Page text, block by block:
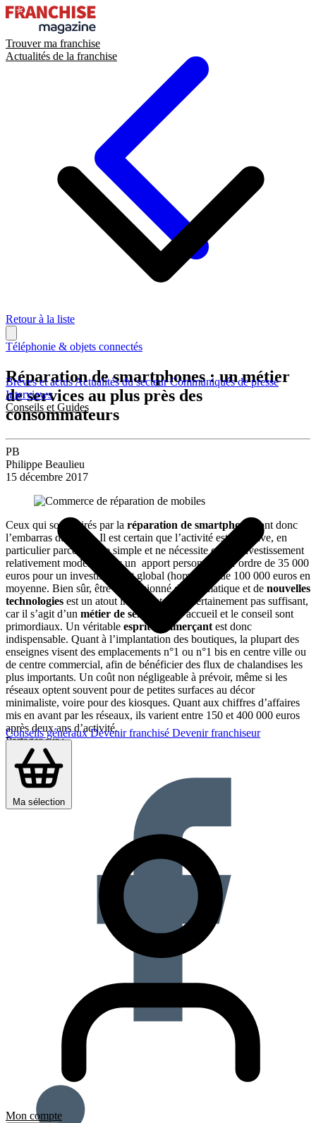
Trouver ma franchise
Actualités de la franchise
Brèves et actusActualités du secteurCommuniqués de presse
Interviews
Conseils et Guides
Conseils générauxDevenir franchisé Devenir franchiseur
Ma sélection
Mon compte
Retour à la liste
Téléphonie & objets connectés
Réparation de smartphones : un métier
de services au plus près des
consommateurs
PB
Philippe Beaulieu
15 décembre 2017
Ceux qui sont attirés par la réparation de smartphones
ont donc
l’embarras du choix. Il est certain que l’activité est attractive, en
particulier parce qu’elle simple et ne nécessite qu’un investissement
relativement modéré, avec un apport personnel de l’ordre de 35 000
euros pour un investissement global (hors local) de 100 000 euros en
moyenne. Bien sûr, être un passionné d’informatique et de nouvelles
technologies est un atout important, mais certainement pas suffisant,
car il s’agit d’un métier de service
, où l’accueil et le conseil sont
primordiaux. Un véritable esprit commerçant est donc
indispensable. Quant à l’implantation des boutiques, la plupart des
enseignes visent des emplacements n°1 ou n°1 bis en centre ville ou
de centre commercial, afin de bénéficier des flux de chalandises les
plus importants. Un coût non négligeable à prévoir, même si les
réseaux optent souvent pour de petites surfaces au décor
minimaliste, voire pour des kiosques. Quant aux chiffres d’affaires
mis en avant par les réseaux, ils varient entre 150 et 400 000 euros
après deux ans d’activité.
Partager sur :